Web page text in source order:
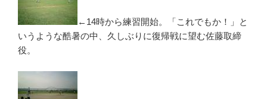
←14時から練習開始。「これでもか！」と
いうような酷暑の中、久しぶりに復帰戦に望む佐藤取締
役。